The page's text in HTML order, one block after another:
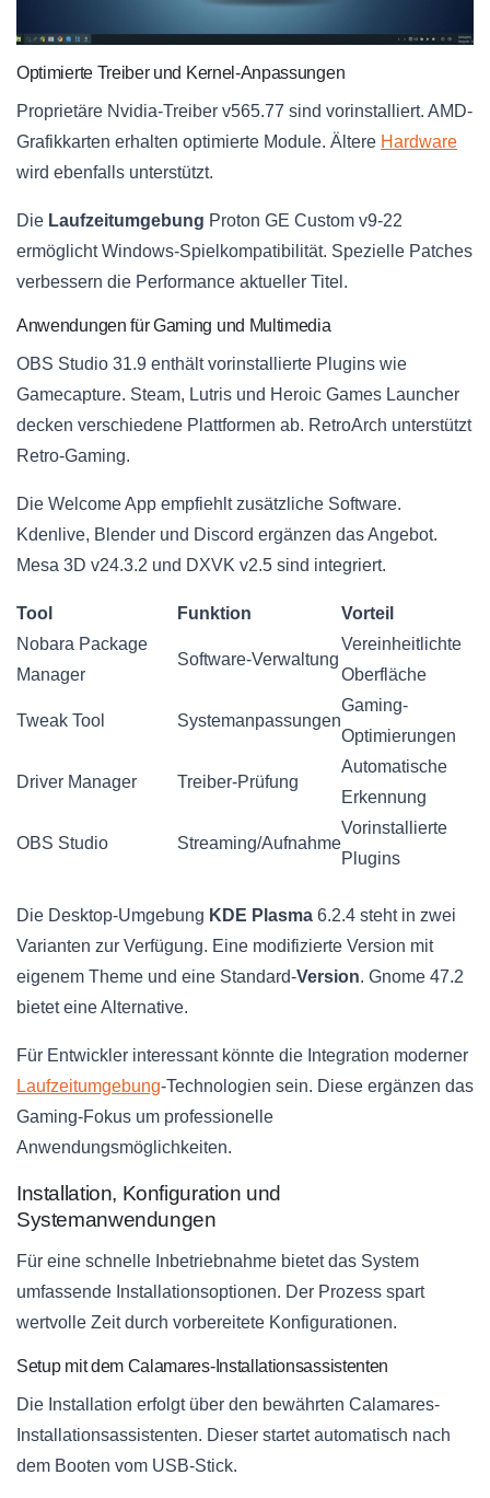
Optimierte Treiber und Kernel-Anpassungen
Proprietäre Nvidia-Treiber v565.77 sind vorinstalliert. AMD-
Grafikkarten erhalten optimierte Module. Ältere Hardware
wird ebenfalls unterstützt.
Die Laufzeitumgebung Proton GE Custom v9-22
ermöglicht Windows-Spielkompatibilität. Spezielle Patches
verbessern die Performance aktueller Titel.
Anwendungen für Gaming und Multimedia
OBS Studio 31.9 enthält vorinstallierte Plugins wie
Gamecapture. Steam, Lutris und Heroic Games Launcher
decken verschiedene Plattformen ab. RetroArch unterstützt
Retro-Gaming.
Die Welcome App empfiehlt zusätzliche Software.
Kdenlive, Blender und Discord ergänzen das Angebot.
Mesa 3D v24.3.2 und DXVK v2.5 sind integriert.
Tool Funktion
Vorteil
Nobara Package
Manager
Software-Verwaltung
Vereinheitlichte
Oberfläche
Tweak Tool Systemanpassungen
Gaming-
Optimierungen
Driver Manager Treiber-Prüfung
Automatische
Erkennung
OBS Studio Streaming/Aufnahme
Vorinstallierte
Plugins
Die Desktop-Umgebung KDE Plasma 6.2.4 steht in zwei
Varianten zur Verfügung. Eine modifizierte Version mit
eigenem Theme und eine Standard-Version. Gnome 47.2
bietet eine Alternative.
Für Entwickler interessant könnte die Integration moderner
Laufzeitumgebung-Technologien sein. Diese ergänzen das
Gaming-Fokus um professionelle
Anwendungsmöglichkeiten.
Installation, Konfiguration und
Systemanwendungen
Für eine schnelle Inbetriebnahme bietet das System
umfassende Installationsoptionen. Der Prozess spart
wertvolle Zeit durch vorbereitete Konfigurationen.
Setup mit dem Calamares-Installationsassistenten
Die Installation erfolgt über den bewährten Calamares-
Installationsassistenten. Dieser startet automatisch nach
dem Booten vom USB-Stick.